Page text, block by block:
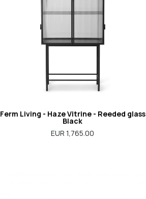
Ferm Living - Haze Vitrine - Reeded glass
Black
EUR 1,765.00